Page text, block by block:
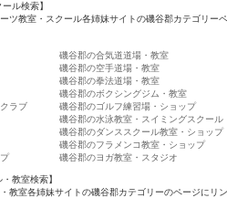
ル検索】
ツ教室・スクール各姉妹サイトの磯谷郡カテゴリー
磯谷郡の合気道道場・教室
磯谷郡の空手道場・教室
磯谷郡の拳法道場・教室
磯谷郡のボクシングジム・教室
ラブ
磯谷郡のゴルフ練習場・ショップ
磯谷郡の水泳教室・スイミングスクール
磯谷郡のダンススクール教室・ショップ
磯谷郡のフラメンコ教室・ショップ
磯谷郡のヨガ教室・スタジオ
教室検索】
教室各姉妹サイトの磯谷郡カテゴリーのページにリ